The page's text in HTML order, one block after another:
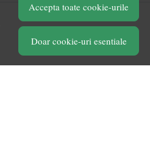
Accepta toate cookie-urile
Doar cookie-uri esentiale